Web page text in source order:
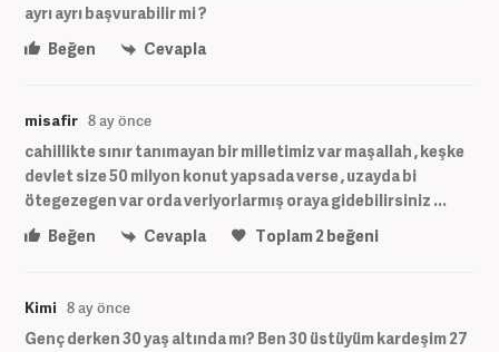
ayrı ayrı başvurabilir mi ?
Beğen
Cevapla
misafir 8 ay önce
cahillikte sınır tanımayan bir milletimiz var maşallah , keşke
devlet size 50 milyon konut yapsada verse , uzayda bi
ötegezegen var orda veriyorlarmış oraya gidebilirsiniz ...
Beğen
Cevapla Toplam2beğeni
Kimi 8 ay önce
Genç derken 30 yaş altında mı? Ben 30 üstüyüm kardeşim 27